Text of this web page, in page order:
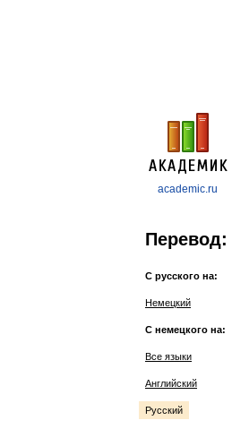
academic.ru
Перевод:
С русского на:
Немецкий
С немецкого на:
Все языки
Английский
Русский